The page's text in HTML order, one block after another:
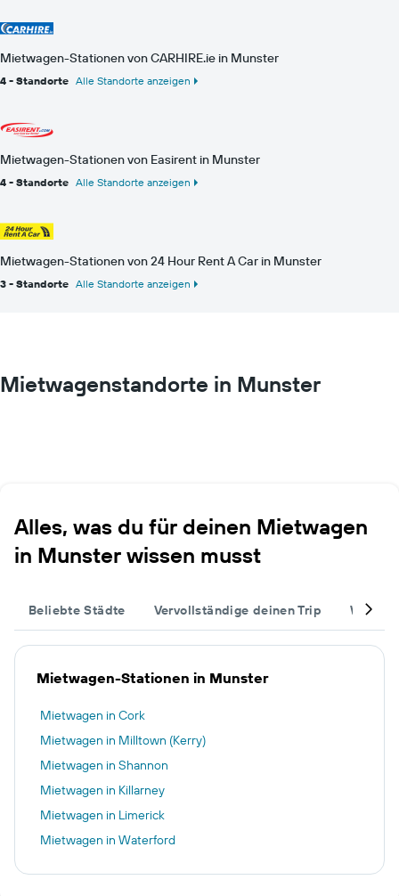
Mietwagen-Stationen von CARHIRE.ie in Munster
4 - Standorte Alle Standorte anzeigen
Mietwagen-Stationen von Easirent in Munster
4 - Standorte Alle Standorte anzeigen
Mietwagen-Stationen von 24 Hour Rent A Car in Munster
3 - Standorte Alle Standorte anzeigen
Mietwagenstandorte in Munster
Alles, was du für deinen Mietwagen
in Munster wissen musst
Beliebte Städte Vervollständige deinen Trip
Mietwagen-Stationen in Munster
Mietwagen in Cork
Mietwagen in Milltown (Kerry)
Mietwagen in Shannon
Mietwagen in Killarney
Mietwagen in Limerick
Mietwagen in Waterford